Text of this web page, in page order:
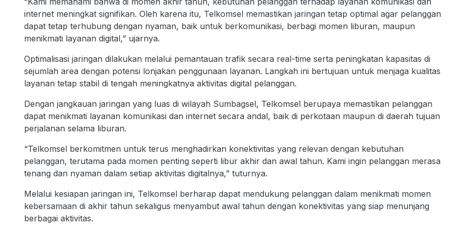
internet meningkat signifikan. Oleh karena itu, Telkomsel memastikan jaringan tetap optimal agar pelanggan
dapat tetap terhubung dengan nyaman, baik untuk berkomunikasi, berbagi momen liburan, maupun
menikmati layanan digital,” ujarnya.
Optimalisasi jaringan dilakukan melalui pemantauan trafik secara real-time serta peningkatan kapasitas di
sejumlah area dengan potensi lonjakan penggunaan layanan. Langkah ini bertujuan untuk menjaga kualitas
layanan tetap stabil di tengah meningkatnya aktivitas digital pelanggan.
Dengan jangkauan jaringan yang luas di wilayah Sumbagsel, Telkomsel berupaya memastikan pelanggan
dapat menikmati layanan komunikasi dan internet secara andal, baik di perkotaan maupun di daerah tujuan
perjalanan selama liburan.
“Telkomsel berkomitmen untuk terus menghadirkan konektivitas yang relevan dengan kebutuhan
pelanggan, terutama pada momen penting seperti libur akhir dan awal tahun. Kami ingin pelanggan merasa
tenang dan nyaman dalam setiap aktivitas digitalnya,” tuturnya.
Melalui kesiapan jaringan ini, Telkomsel berharap dapat mendukung pelanggan dalam menikmati momen
kebersamaan di akhir tahun sekaligus menyambut awal tahun dengan konektivitas yang siap menunjang
berbagai aktivitas.